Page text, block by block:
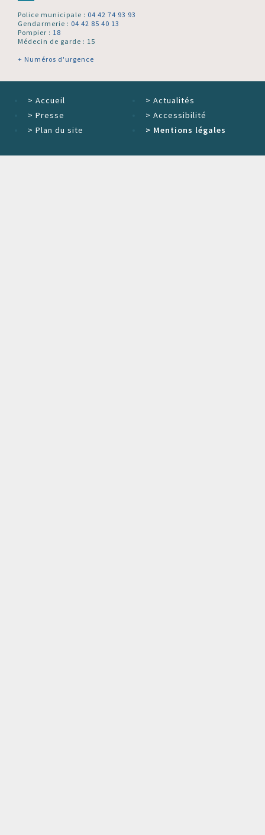
Police municipale : 04 42 74 93 93
Gendarmerie : 04 42 85 40 13
Pompier : 18
Médecin de garde : 15
+ Numéros d'urgence
> Accueil > Actualités
> Presse > Accessibilité
> Plan du site > Mentions légales